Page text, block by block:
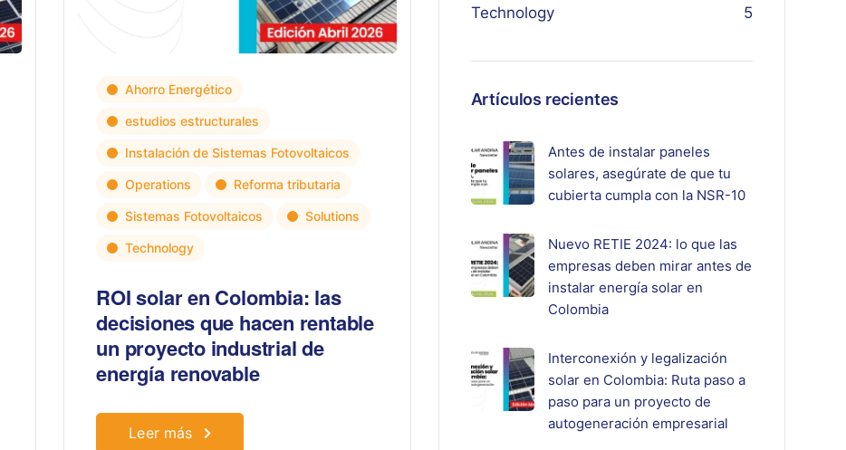
Ahorro Energético
estudios estructurales
Instalación de Sistemas Fotovoltaicos
Operations Reforma tributaria
Sistemas Fotovoltaicos Solutions
Technology
ROI solar en Colombia: las
decisiones que hacen rentable
un proyecto industrial de
energía renovable
Leer más
Technology 5
Artículos recientes
Antes de instalar paneles
solares, asegúrate de que tu
cubierta cumpla con la NSR-10
Nuevo RETIE 2024: lo que las
empresas deben mirar antes de
instalar energía solar en
Colombia
Interconexión y legalización
solar en Colombia: Ruta paso a
paso para un proyecto de
autogeneración empresarial